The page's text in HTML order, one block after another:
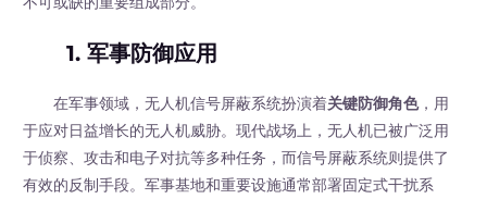
1. 军事防御应用
在军事领域，无人机信号屏蔽系统扮演着关键防御角色，用
于应对日益增长的无人机威胁。现代战场上，无人机已被广泛用
于侦察、攻击和电子对抗等多种任务，而信号屏蔽系统则提供了
有效的反制手段。军事基地和重要设施通常部署固定式干扰系